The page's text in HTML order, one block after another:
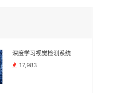
深度学习视觉检测系统
17,983